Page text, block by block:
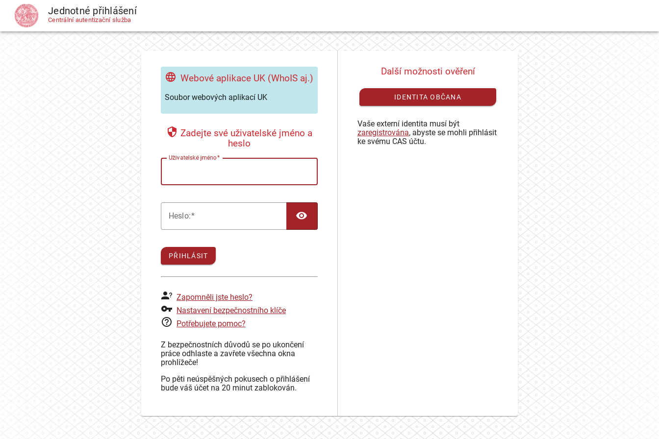
CAS Jednotné přihlášení
Centrální autentizační služba
Webové aplikace UK (WhoIS aj.)
Soubor webových aplikací UK
Zadejte své uživatelské jméno a
heslo
Uživatelské jméno
Heslo:
PŘIHLÁSIT
Zapomněli jste heslo?
Nastavení bezpečnostního klíče
Potřebujete pomoc?
Z bezpečnostních důvodů se po ukončení
práce odhlaste a zavřete všechna okna
prohlížeče!
Po pěti neúspěšných pokusech o přihlášení
bude váš účet na 20 minut zablokován.
Další možnosti ověření
IDENTITA OBČANA
Vaše externí identita musí být
zaregistrována, abyste se mohli přihlásit
ke svému CAS účtu.